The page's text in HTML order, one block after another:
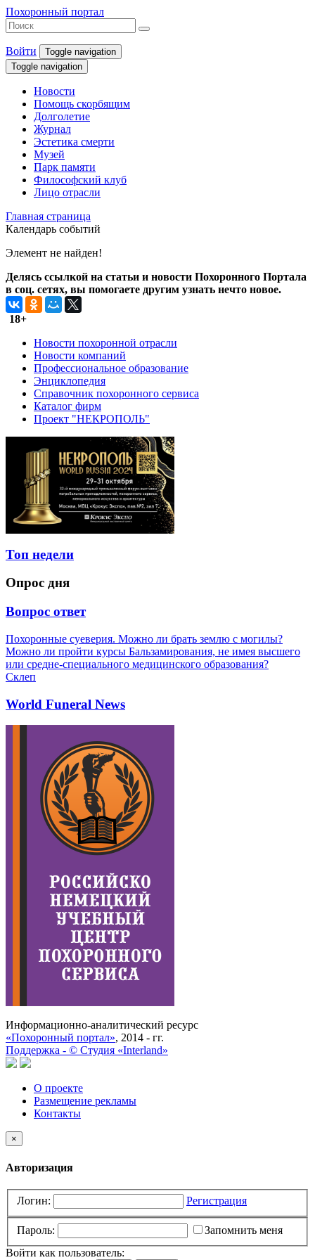
Похоронный портал
Войти
Toggle navigation
Toggle navigation
Новости
Помощь скорбящим
Долголетие
Журнал
Эстетика смерти
Музей
Парк памяти
Философский клуб
Лицо отрасли
Главная страница
Календарь событий
Элемент не найден!
Делясь ссылкой на статьи и новости Похоронного Портала
в соц. сетях, вы помогаете другим узнать нечто новое.
18+
Новости похоронной отрасли
Новости компаний
Профессиональное образование
Энциклопедия
Справочник похоронного сервиса
Каталог фирм
Проект "НЕКРОПОЛЬ"
Топ недели
Опрос дня
Вопрос ответ
Похоронные суеверия. Можно ли брать землю с могилы?
Можно ли пройти курсы Бальзамирования, не имея высшего
или средне-специального медицинского образования?
Склеп
World Funeral News
Информационно-аналитический ресурс
«Похоронный портал», 2014 - гг.
Поддержка - © Cтудия «Interland»
О проекте
Размещение рекламы
Контакты
×
Авторизация
Логин: Регистрация
Пароль:
Запомнить меня
Войти как пользователь: